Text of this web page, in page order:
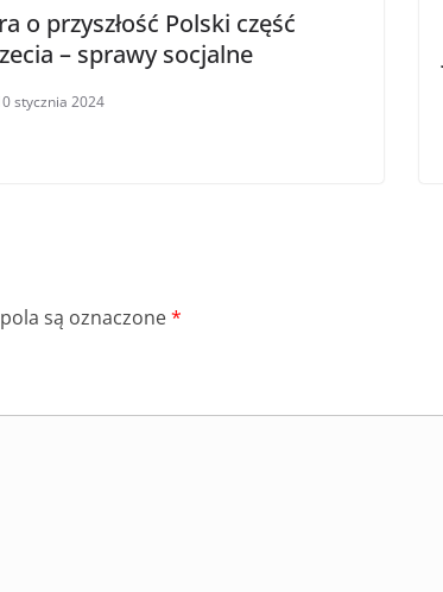
o przyszłość Polski część
– sprawy socjalne
stycznia 2024
są oznaczone*